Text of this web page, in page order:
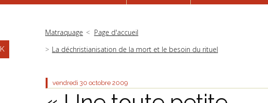
Matraquage
Page d'accueil
La déchristianisation de la mort et le besoin du rituel
vendredi 30 octobre 2009